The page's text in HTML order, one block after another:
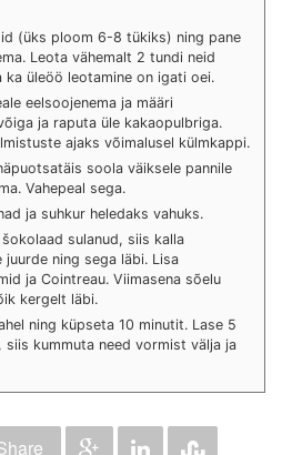
(üks ploom 6-8 tükiks) ning pane
Leota vähemalt 2 tundi neid
ka üleöö leotamine on igati oei.
eelsoojenema ja määri
ja raputa üle kakaopulbriga.
ajaks võimalusel külmkappi.
soola väiksele pannile
Vahepeal sega.
ja suhkur heledaks vahuks.
sulanud, siis kalla
juurde ning sega läbi. Lisa
ja Cointreau. Viimasena sõelu
kergelt läbi.
ning küpseta 10 minutit. Lase 5
kummuta need vormist välja ja